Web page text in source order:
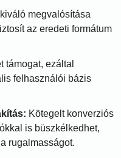
megvalósítása
az eredeti formátum
támogat, ezáltal
felhasználói bázis
Kötegelt konverziós
is büszkélkedhet,
rugalmasságot.